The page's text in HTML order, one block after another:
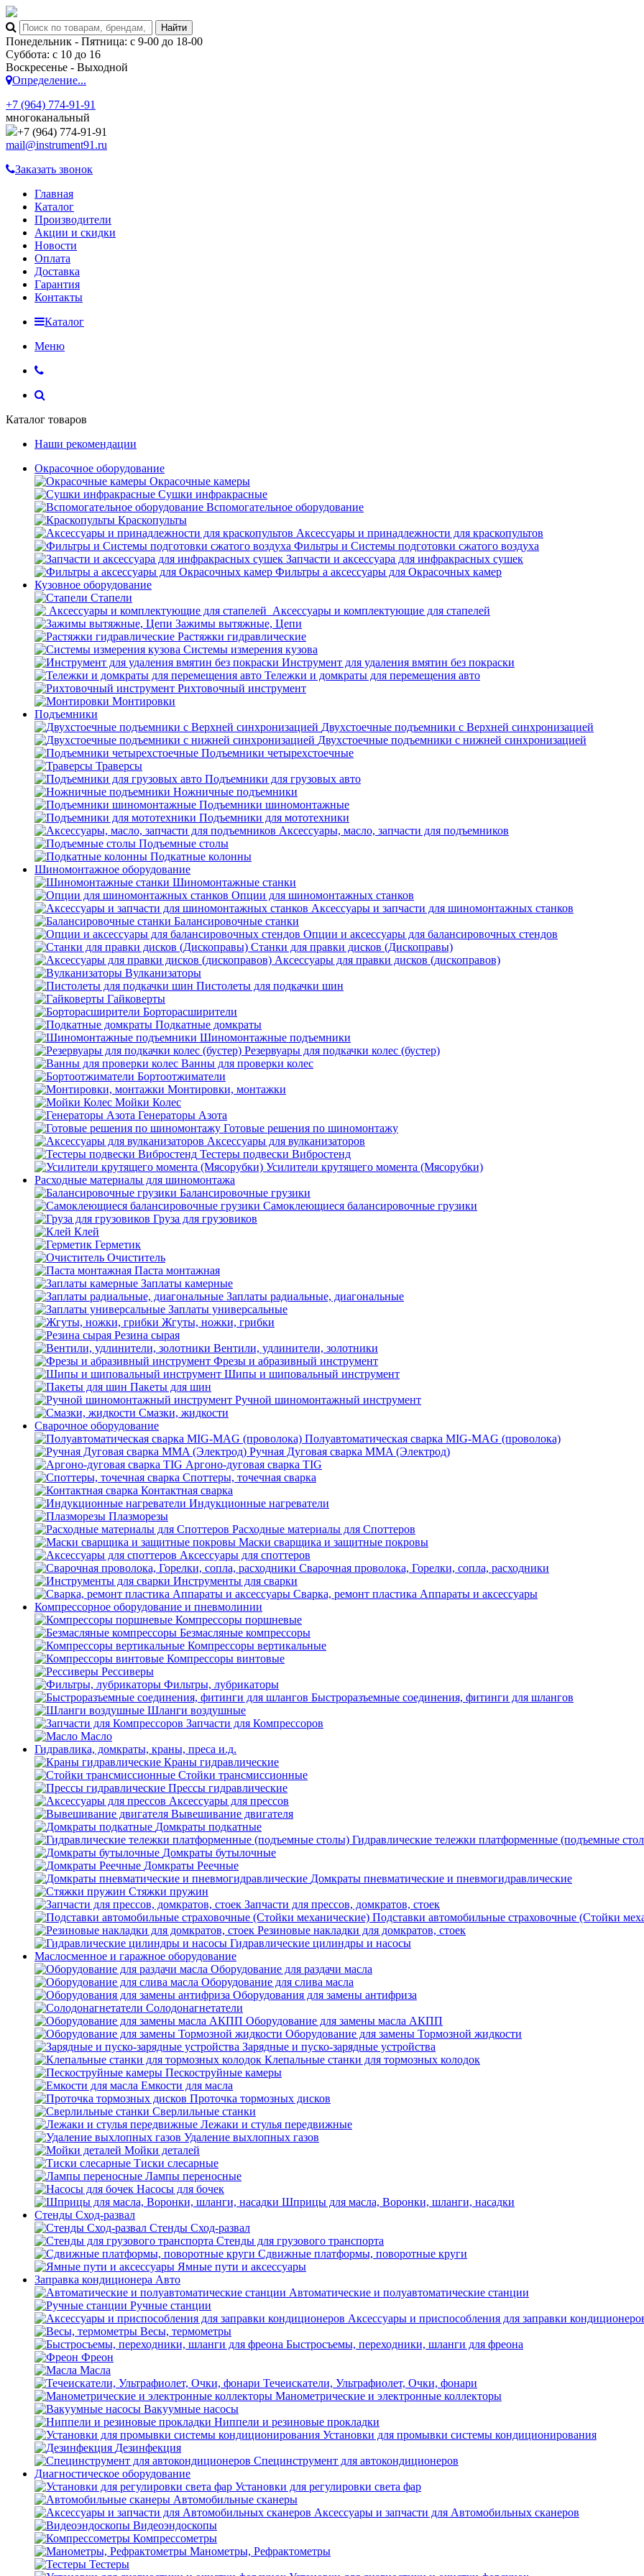
Понедельник - Пятница: с 9-00 до 18-00
Суббота: с 10 до 16
Воскресенье - Выходной
Определение...
+7 (964) 774-91-91
многоканальный
+7 (964) 774-91-91
mail@instrument91.ru
Заказать звонок
Главная
Каталог
Производители
Акции и скидки
Новости
Оплата
Доставка
Гарантия
Контакты
Каталог
Меню
Каталог товаров
Наши рекомендации
Окрасочное оборудование
Окрасочные камеры
Сушки инфракрасные
Вспомогательное оборудование
Краскопульты
Аксессуары и принадлежности для краскопультов
Фильтры и Системы подготовки сжатого воздуха
Запчасти и аксессуара для инфракрасных сушек
Фильтры а аксессуары для Окрасочных камер
Кузовное оборудование
Стапели
Аксессуары и комплектующие для стапелей
Зажимы вытяжные, Цепи
Растяжки гидравлические
Системы измерения кузова
Инструмент для удаления вмятин без покраски
Тележки и домкраты для перемещения авто
Рихтовочный инструмент
Монтировки
Подъемники
Двухстоечные подъемники с Верхней синхронизацией
Двухстоечные подъемники с нижней синхронизацией
Подъемники четырехстоечные
Траверсы
Подъемники для грузовых авто
Ножничные подъемники
Подъемники шиномонтажные
Подъемники для мототехники
Аксессуары, масло, запчасти для подъемников
Подъемные столы
Подкатные колонны
Шиномонтажное оборудование
Шиномонтажные станки
Опции для шиномонтажных станков
Аксессуары и запчасти для шиномонтажных станков
Балансировочные станки
Опции и аксессуары для балансировочных стендов
Станки для правки дисков (Дископравы)
Аксессуары для правки дисков (дископравов)
Вулканизаторы
Пистолеты для подкачки шин
Гайковерты
Борторасширители
Подкатные домкраты
Шиномонтажные подъемники
Резервуары для подкачки колес (бустер)
Ванны для проверки колес
Бортоотжиматели
Монтировки, монтажки
Мойки Колес
Генераторы Азота
Готовые решения по шиномонтажу
Аксессуары для вулканизаторов
Тестеры подвески Вибростенд
Усилители крутящего момента (Мясорубки)
Расходные материалы для шиномонтажа
Балансировочные грузики
Самоклеющиеся балансировочные грузики
Груза для грузовиков
Клей
Герметик
Очиститель
Паста монтажная
Заплаты камерные
Заплаты радиальные, диагональные
Заплаты универсальные
Жгуты, ножки, грибки
Резина сырая
Вентили, удлинители, золотники
Фрезы и абразивный инструмент
Шипы и шиповальный инструмент
Пакеты для шин
Ручной шиномонтажный инструмент
Смазки, жидкости
Сварочное оборудование
Полуавтоматическая сварка MIG-MAG (проволока)
Ручная Дуговая сварка MMA (Электрод)
Аргоно-дуговая сварка TIG
Споттеры, точечная сварка
Контактная сварка
Индукционные нагреватели
Плазморезы
Расходные материалы для Споттеров
Маски сварщика и защитные покровы
Аксессуары для споттеров
Сварочная проволока, Горелки, сопла, расходники
Инструменты для сварки
Сварка, ремонт пластика Аппараты и аксессуары
Компрессорное оборудование и пневмолинии
Компрессоры поршневые
Безмасляные компрессоры
Компрессоры вертикальные
Компрессоры винтовые
Рессиверы
Фильтры, лубрикаторы
Быстроразъемные соединения, фитинги для шлангов
Шланги воздушные
Запчасти для Компрессоров
Масло
Гидравлика, домкраты, краны, преса и.д.
Краны гидравлические
Стойки трансмиссионные
Прессы гидравлические
Аксессуары для прессов
Вывешивание двигателя
Домкраты подкатные
Гидравлические тележки платформенные (подъемные
Домкраты бутылочные
Домкраты Реечные
Домкраты пневматические и пневмогидравлические
Стяжки пружин
Запчасти для прессов, домкратов, стоек
Подставки автомобильные страховочные (Стойки
Резиновые накладки для домкратов, стоек
Гидравлические цилиндры и насосы
Маслосменное и гаражное оборудование
Оборудование для раздачи масла
Оборудование для слива масла
Оборудования для замены антифриза
Солодонагнетатели
Оборудование для замены масла АКПП
Оборудование для замены Тормозной жидкости
Зарядные и пуско-зарядные устройства
Клепальные станки для тормозных колодок
Пескоструйные камеры
Емкости для масла
Проточка тормозных дисков
Сверлильные станки
Лежаки и стулья передвижные
Удаление выхлопных газов
Мойки деталей
Тиски слесарные
Лампы переносные
Насосы для бочек
Шприцы для масла, Воронки, шланги, насадки
Стенды Сход-развал
Стенды Сход-развал
Стенды для грузового транспорта
Сдвижные платформы, поворотные круги
Ямные пути и аксессуары
Заправка кондиционера Авто
Автоматические и полуавтоматические станции
Ручные станции
Аксессуары и приспособления для заправки
Весы, термометры
Быстросъемы, переходники, шланги для фреона
Фреон
Масла
Течеискатели, Ультрафиолет, Очки, фонари
Манометрические и электронные коллекторы
Вакуумные насосы
Ниппели и резиновые прокладки
Установки для промывки системы кондиционирования
Дезинфекция
Специнструмент для автокондиционеров
Диагностическое оборудование
Установки для регулировки света фар
Автомобильные сканеры
Аксессуары и запчасти для Автомобильных сканеров
Видеоэндоскопы
Компрессометры
Манометры, Рефрактометры
Тестеры